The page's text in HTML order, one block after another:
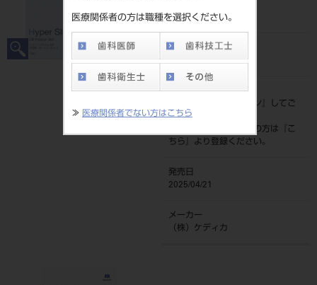
医療関係者の方は職種を選択ください。
≫ 医療関係者でない方はこちら
2023502014513
JAN/EANコード
標準価格
ログイン
』してご
覧ください。
ネット会員登録がまだの方は『
こ
ちら
』より登録ください。
発売日
2025/04/21
メーカー
（株）ケディカ